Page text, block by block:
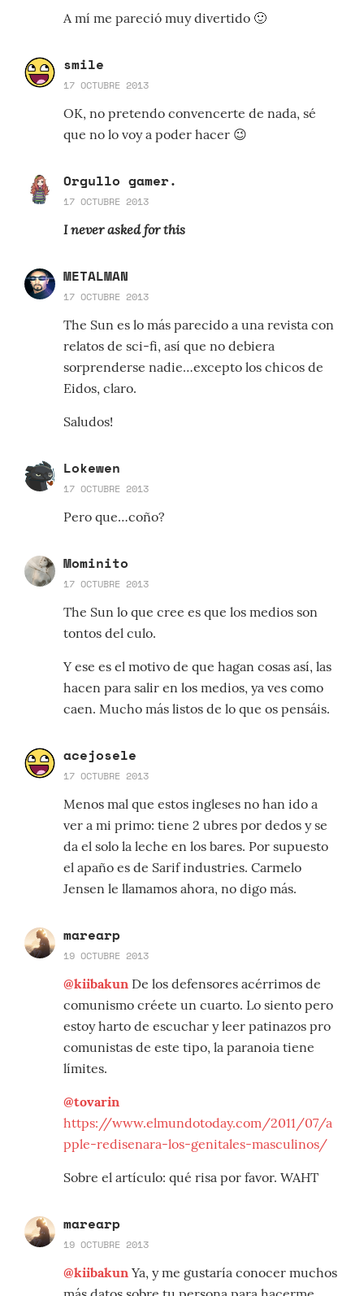
A mí me pareció muy divertido 🙂
smile
17 OCTUBRE 2013
OK, no pretendo convencerte de nada, sé
que no lo voy a poder hacer 😉
Orgullo gamer.
17 OCTUBRE 2013
I never asked for this
METALMAN
17 OCTUBRE 2013
The Sun es lo más parecido a una revista con
relatos de sci-fi, así que no debiera
sorprenderse nadie…excepto los chicos de
Eidos, claro.
Saludos!
Lokewen
17 OCTUBRE 2013
Pero que…coño?
Mominito
17 OCTUBRE 2013
The Sun lo que cree es que los medios son
tontos del culo.
Y ese es el motivo de que hagan cosas así, las
hacen para salir en los medios, ya ves como
caen. Mucho más listos de lo que os pensáis.
acejosele
17 OCTUBRE 2013
Menos mal que estos ingleses no han ido a
ver a mi primo: tiene 2 ubres por dedos y se
da el solo la leche en los bares. Por supuesto
el apaño es de Sarif industries. Carmelo
Jensen le llamamos ahora, no digo más.
marearp
19 OCTUBRE 2013
@kiibakun De los defensores acérrimos de
comunismo créete un cuarto. Lo siento pero
estoy harto de escuchar y leer patinazos pro
comunistas de este tipo, la paranoia tiene
límites.
@tovarin
https://www.elmundotoday.com/2011/07/a
pple-redisenara-los-genitales-masculinos/
Sobre el artículo: qué risa por favor. WAHT
marearp
19 OCTUBRE 2013
@kiibakun Ya, y me gustaría conocer muchos